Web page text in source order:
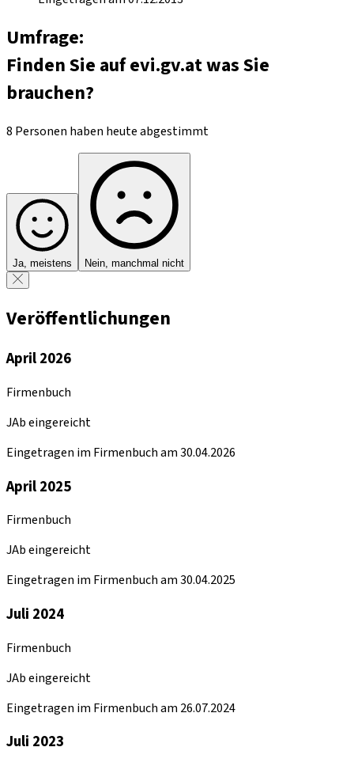
Umfrage:
Finden Sie auf evi.gv.at was Sie
brauchen?
8 Personen haben heute abgestimmt
Ja, meistens Nein, manchmal nicht
Veröffentlichungen
April 2026
Firmenbuch
JAb eingereicht
Eingetragen im Firmenbuch am 30.04.2026
April 2025
Firmenbuch
JAb eingereicht
Eingetragen im Firmenbuch am 30.04.2025
Juli 2024
Firmenbuch
JAb eingereicht
Eingetragen im Firmenbuch am 26.07.2024
Juli 2023